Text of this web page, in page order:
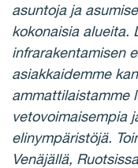
asuntoja ja
kokonaisia alueita.
infrarakentamisen
asiakkaidemme
ammattilaistamme
vetovoimaisempia
elinympäristöjä.
Venäjällä,